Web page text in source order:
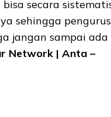
secara
sehingga
jangan sampai ada
Network | Anta –